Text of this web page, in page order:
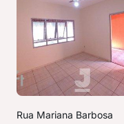
Rua Mariana Barbosa